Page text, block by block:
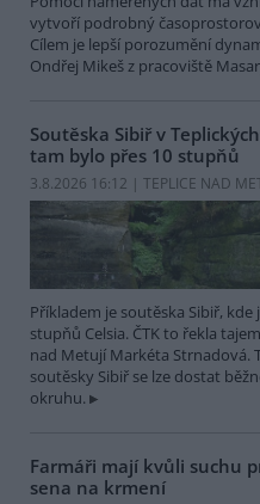
vytvoří podrobný
Cílem je lepší porozumění
Ondřej Mikeš z pracoviště
Soutěska Sibiř v
tam bylo přes 10 stupňů
3.8.2026 16:12 | TEPLICE NAD
Příkladem je soutěska Sibiř,
stupňů Celsia. ČTK to řekla
nad Metují Markéta Strnadová.
soutěsky Sibiř se lze dostat
okruhu.
Farmáři mají kvůli suchu
sena na krmení